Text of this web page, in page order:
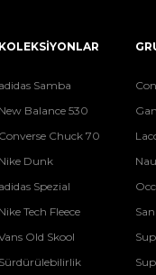
KOLEKSİYONLAR
adidas Samba
New Balance 530
Converse Chuck 70
Nike Dunk
adidas Spezial
Nike Tech Fleece
Old Skool
Sürdürülebilirlik